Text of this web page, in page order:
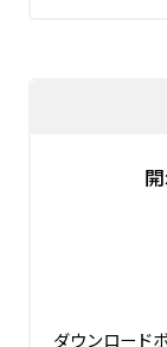
ダウンロード